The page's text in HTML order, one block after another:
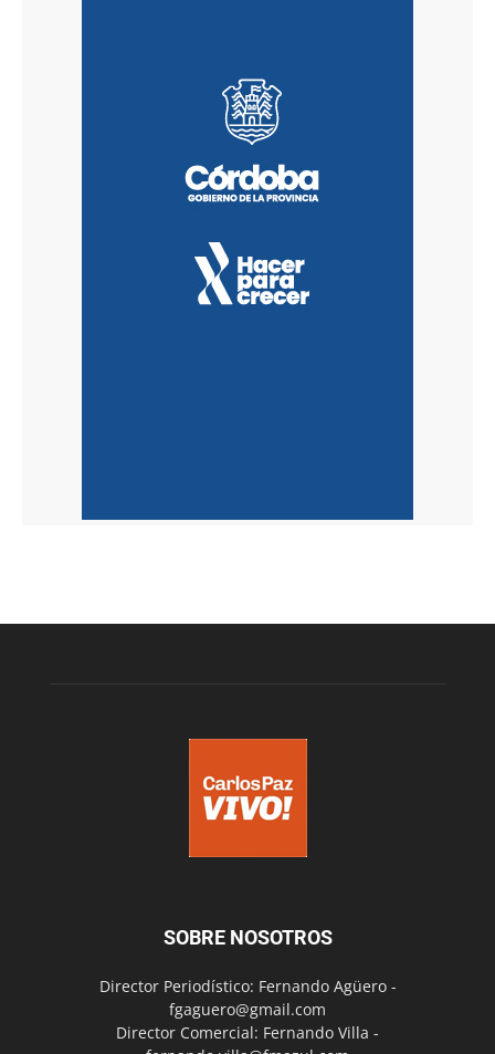
SOBRE NOSOTROS
Director Periodístico: Fernando Agüero -
fgaguero@gmail.com
Director Comercial: Fernando Villa -